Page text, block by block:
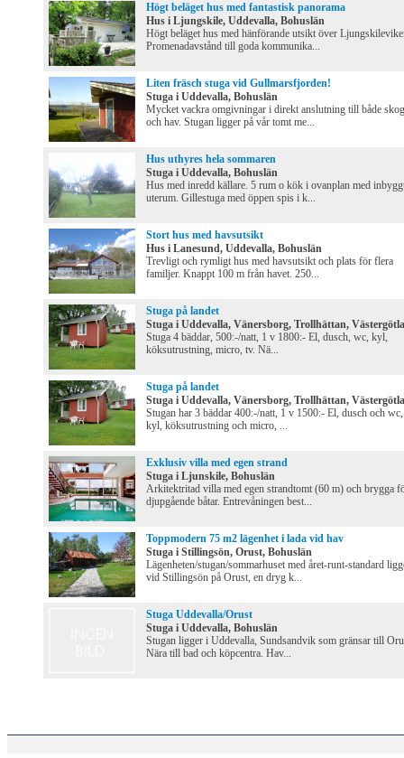
Högt beläget hus med fantastisk panorama
Hus i Ljungskile, Uddevalla, Bohuslän
Högt beläget hus med hänförande utsikt över
Promenadavstånd till goda kommunika...
Liten fräsch stuga vid Gullmarsfjorden!
Stuga i Uddevalla, Bohuslän
Mycket vackra omgivningar i direkt anslutning till både skog
och hav. Stugan ligger på vår tomt me...
Hus uthyres hela sommaren
Stuga i Uddevalla, Bohuslän
Hus med inredd källare. 5 rum o kök i ovanplan med
uterum. Gillestuga med öppen spis i k...
Stort hus med havsutsikt
Hus i Lanesund, Uddevalla, Bohuslän
Trevligt och rymligt hus med havsutsikt och plats för flera
familjer. Knappt 100 m från havet. 250...
Stuga på landet
Stuga i Uddevalla, Vänersborg, Trollhättan,
Stuga 4 bäddar, 500:-/natt, 1 v 1800:- El, dusch, wc, kyl,
köksutrustning, micro, tv. Nä...
Stuga på landet
Stuga i Uddevalla, Vänersborg, Trollhättan,
Stugan har 3 bäddar 400:-/natt, 1 v 1500:- El, dusch och wc,
kyl, köksutrustning och micro, ...
Exklusiv villa med egen strand
Stuga i Ljunskile, Bohuslän
Arkitektritad villa med egen strandtomt (60 m) och brygga
djupgående båtar. Entrevåningen best...
Toppmodern 75 m2 lägenhet i lada vid hav
Stuga i Stillingsön, Orust, Bohuslän
Lägenheten/stugan/sommarhuset med året-runt-standard
vid Stillingsön på Orust, en dryg k...
Stuga Uddevalla/Orust
Stuga i Uddevalla, Bohuslän
Stugan ligger i Uddevalla, Sundsandvik som gränsar till
Nära till bad och köpcentra. Hav...